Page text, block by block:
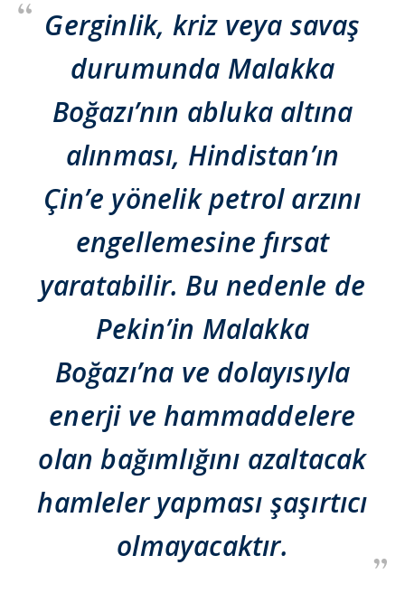
Gerginlik, kriz veya savaş
durumunda Malakka
Boğazı’nın abluka altına
alınması, Hindistan’ın
Çin’e yönelik petrol arzını
engellemesine fırsat
yaratabilir. Bu nedenle de
Pekin’in Malakka
Boğazı’na ve dolayısıyla
enerji ve hammaddelere
olan bağımlığını azaltacak
hamleler yapması şaşırtıcı
olmayacaktır.